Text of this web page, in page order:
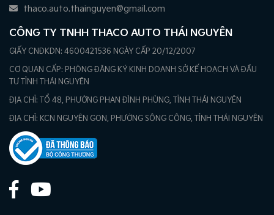
thaco.auto.thainguyen@gmail.com
CÔNG TY TNHH THACO AUTO THÁI NGUYÊN
GIẤY CNĐKDN: 4600421536 NGÀY CẤP 20/12/2007
CƠ QUAN CẤP: PHÒNG ĐĂNG KÝ KINH DOANH SỞ KẾ HOẠCH VÀ ĐẦU
TƯ TỈNH THÁI NGUYÊN
ĐỊA CHỈ: TỔ 48, PHƯỜNG PHAN ĐÌNH PHÙNG, TỈNH THÁI NGUYÊN
ĐỊA CHỈ: KCN NGUYÊN GON, PHƯỜNG SÔNG CÔNG, TỈNH THÁI NGUYÊN